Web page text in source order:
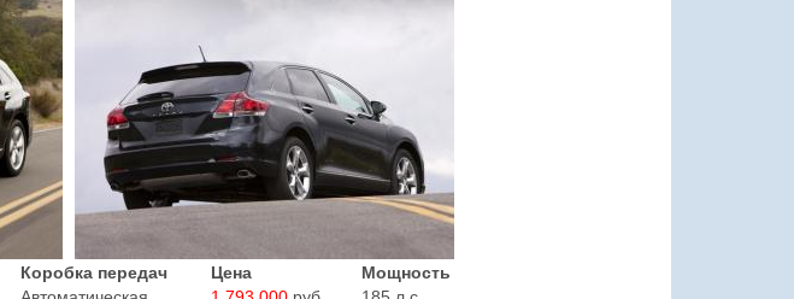
Коробка передач Цена
Мощность